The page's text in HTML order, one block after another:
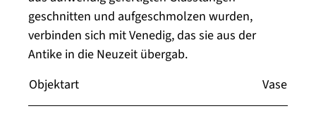
geschnitten und aufgeschmolzen wurden,
verbinden sich mit Venedig, das sie aus der
Antike in die Neuzeit übergab.
Objektart
Vase